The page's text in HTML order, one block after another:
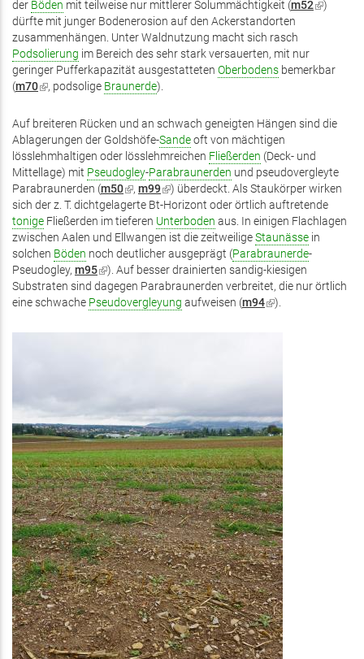
der Böden mit teilweise nur mittlerer Solummächtigkeit (m52(Link
)
dürfte mit junger Bodenerosion auf den Ackerstandorten
zusammenhängen. Unter Waldnutzung macht sich rasch
Podsolierung im Bereich des sehr stark versauerten, mit nur
geringer Pufferkapazität ausgestatteten Oberbodens bemerkbar
(m70(Link
extern)
, podsolige Braunerde).
Auf breiteren Rücken und an schwach geneigten Hängen sind die
Ablagerungen der Goldshöfe-Sandeoft von mächtigen
lösslehmhaltigen oder lösslehmreichen Fließerden (Deck- und
Mittellage) mit Pseudogley-Parabraunerden und pseudovergleyte
Parabraunerden (m50(Link
ist
extern)
, m99(Link
ist
extern)
) überdeckt. Als Staukörper wirken
sich der z. T. dichtgelagerte Bt-Horizont oder örtlich auftretende
tonige Fließerden im tieferen Unterboden aus. In einigen Flachlagen
zwischen Aalen und Ellwangen ist die zeitweiligeStaunässe in
solchen Böden noch deutlicher ausgeprägt (Parabraunerde-
Pseudogley, m95(Link
ist
extern)
). Auf besser drainierten sandig-kiesigen
Substraten sind dagegen Parabraunerden verbreitet, die nur örtlich
eine schwache Pseudovergleyung aufweisen (m94(Link
).